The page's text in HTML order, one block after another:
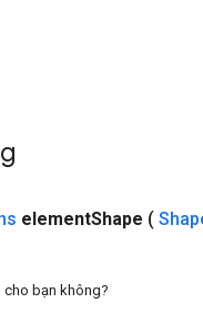
elementShape (
cho bạn không?